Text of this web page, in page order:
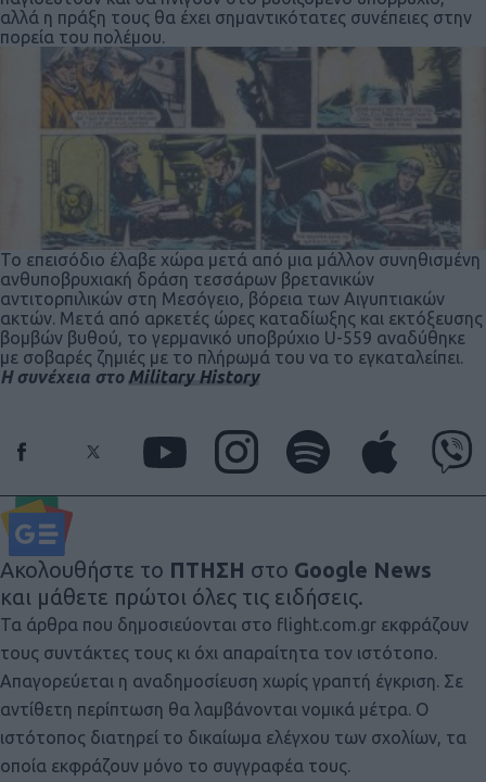
αλλά η πράξη τους θα έχει σημαντικότατες συνέπειες στην
πορεία του πολέμου.
Το επεισόδιο έλαβε χώρα μετά από μια μάλλον συνηθισμένη
ανθυποβρυχιακή δράση τεσσάρων βρετανικών
αντιτορπιλικών στη Μεσόγειο, βόρεια των Αιγυπτιακών
ακτών. Μετά από αρκετές ώρες καταδίωξης και εκτόξευσης
βομβών βυθού, το γερμανικό υποβρύχιο U-559 αναδύθηκε
με σοβαρές ζημιές με το πλήρωμά του να το εγκαταλείπει.
Η συνέχεια στο Military History
Ακολουθήστε το ΠΤΗΣΗ στο Google News
και μάθετε πρώτοι όλες τις ειδήσεις.
Τα άρθρα που δημοσιεύονται στο flight.com.gr εκφράζουν
τους συντάκτες τους κι όχι απαραίτητα τον ιστότοπο.
Απαγορεύεται η αναδημοσίευση χωρίς γραπτή έγκριση. Σε
αντίθετη περίπτωση θα λαμβάνονται νομικά μέτρα. Ο
ιστότοπος διατηρεί το δικαίωμα ελέγχου των σχολίων, τα
οποία εκφράζουν μόνο το συγγραφέα τους.